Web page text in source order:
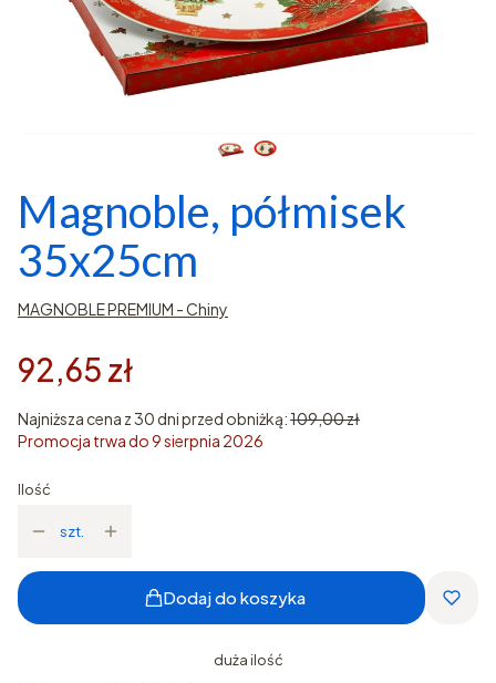
Magnoble, półmisek
35x25cm
MAGNOBLE PREMIUM - Chiny
92,65 zł
Najniższa cena z 30 dni przed obniżką:109,00 zł
Promocja trwa do 9 sierpnia 2026
Ilość
szt.
Dodaj do koszyka
duża ilość